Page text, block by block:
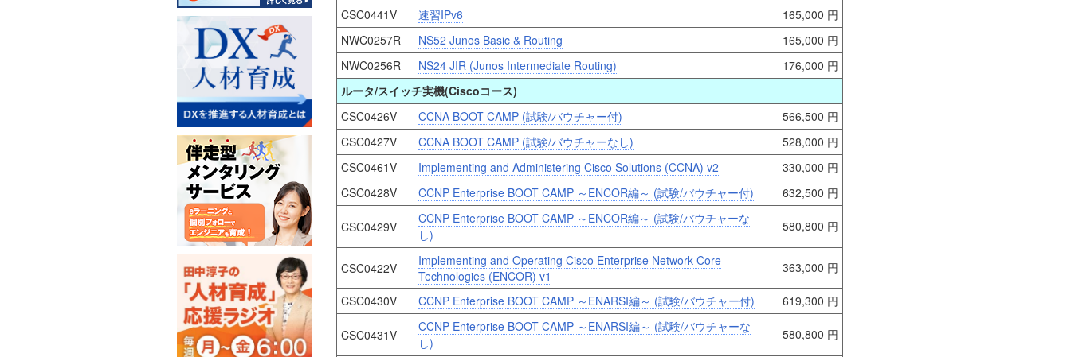
CSC0441V 速習IPv6
165,000 円
NWC0257R
NS52 Junos Basic & Routing
165,000 円
NWC0256R
NS24 JIR (Junos Intermediate Routing)
176,000 円
ルータ/スイッチ実機(Ciscoコース)
CSC0426V
CCNA BOOT CAMP (試験/バウチャー付)
566,500 円
CSC0427V
CCNA BOOT CAMP (試験/バウチャーなし)
528,000 円
CSC0461V
Implementing and Administering Cisco Solutions (CCNA) v2
330,000 円
CSC0428V
CCNP Enterprise BOOT CAMP ～ENCOR編～ (試験/バウチャー付) 632,500 円
CSC0429V
CCNP Enterprise BOOT CAMP ～ENCOR編～ (試験/バウチャーな
し)
580,800 円
CSC0422V
Implementing and Operating Cisco Enterprise Network Core
Technologies (ENCOR) v1
363,000 円
CSC0430V CCNP Enterprise BOOT CAMP ～ENARSI編～ (試験/バウチャー付) 619,300 円
CSC0431V
CCNP Enterprise BOOT CAMP ～ENARSI編～ (試験/バウチャーな
し)
580,800 円